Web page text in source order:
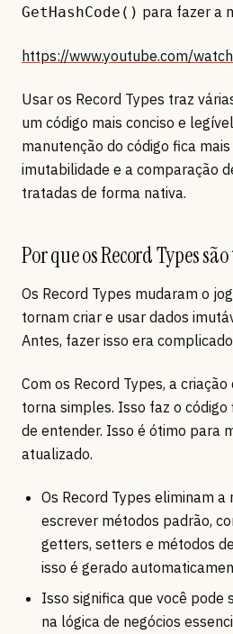
GetHashCode() para fazer a
https://www.youtube.com/
Usar os Record Types traz
um código mais conciso e
manutenção do código fica
imutabilidade e a comparação
tratadas de forma nativa.
Por que os Record Types
Os Record Types mudaram o
tornam criar e usar dados
Antes, fazer isso era
Com os Record Types, a
torna simples. Isso faz o
de entender. Isso é ótimo para
atualizado.
Os Record Types eliminam a
escrever métodos padrão,
getters, setters e métodos
isso é gerado
Isso significa que você pode
na lógica de negócios